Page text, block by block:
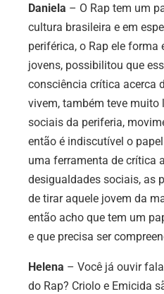
Daniela – O Rap tem um
cultura brasileira e em
periférica, o Rap ele forma
jovens, possibilitou que
consciência crítica acerca
vivem, também teve
sociais da periferia,
então é indiscutível o
uma ferramenta de crítica
desigualdades sociais, as
de tirar aquele jovem da
então acho que tem um
e que precisa ser
Helena – Você já ouvir
do Rap? Criolo e Emicida